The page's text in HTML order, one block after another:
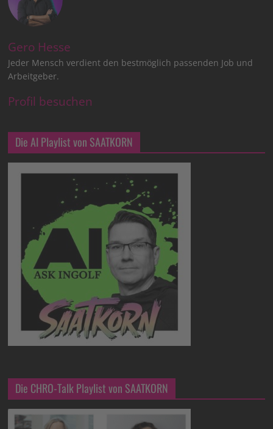
Gero Hesse
Jeder Mensch verdient den bestmöglich passenden Job und
Arbeitgeber.
Profil besuchen
Die AI Playlist von SAATKORN
Die CHRO-Talk Playlist von SAATKORN